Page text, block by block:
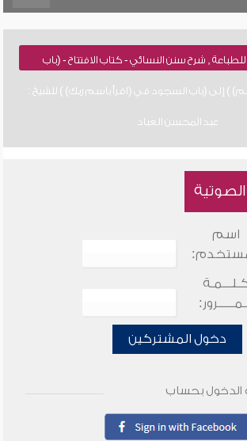
, شرح سنن النسائي - كتاب الافتتاح - (باب
) إلى (باب السجود في (اقرأ باسم ربك) ) للشيخ :
عبد المحسن العباد
اسم
دخول المشتركين
الدخول بحساب